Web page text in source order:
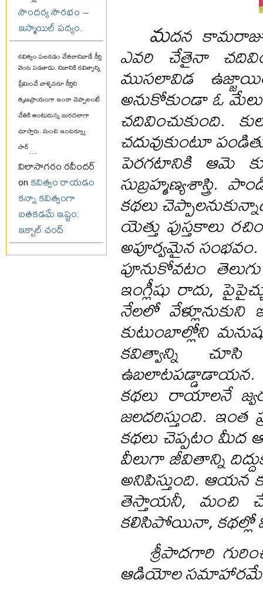
సౌందర్య సౌరభం –
ఇస్మాయిల్ పద్యం.
కవిత్వం పలకడం చేతకానివాడే కీర్తి
వెంట పడతాడు. నిజానికి కవిత్వాన్ని
ప్రేమించే వాళ్ళెవరూ కీర్తిని
తృణప్రాయంగా ఇంకా చెప్పాలంటే
చేతికి అంటుకున్న బురదలాగా
చూస్తారు. మంచి ఇంటర్వ్యూ
సార్...
విలాసాగరం రవీందర్
onకవిత్వం రాయడం
కన్నా కవిత్వంగా
బతకడమే ఇష్టం:
ఇక్బాల్ చంద్
మదన
ఎవరి చేతైనా
ముసలావిడ
అనుకోకుండా ఓ
చదివించుకుంది.
చదువుకుంటూ
పెరగటానికి ఆమె
సుబ్రహ్మణ్యశాస్త్రి.
కథలు
యెత్తు పుస్తకాలు
అపూర్వమైన
పూనుకోవటం
ఇంగ్లీషు రాదు,
నేలలో
కుటుంబాల్లోని
కవిత్వాన్ని
ఉబలాటపడ్డాడాయన.
కథలు రాయాలనే
జలదరిస్తుంది.
కథలు చెప్పటం మీద
వీలుగా జీవితాన్ని
అనిపిస్తుంది. ఆయన
తెస్తాయనీ, మంచి
కలిసిపోయినా, కథల్లో
శ్రీపాదగారి
ఆడియోల సమాహారమే